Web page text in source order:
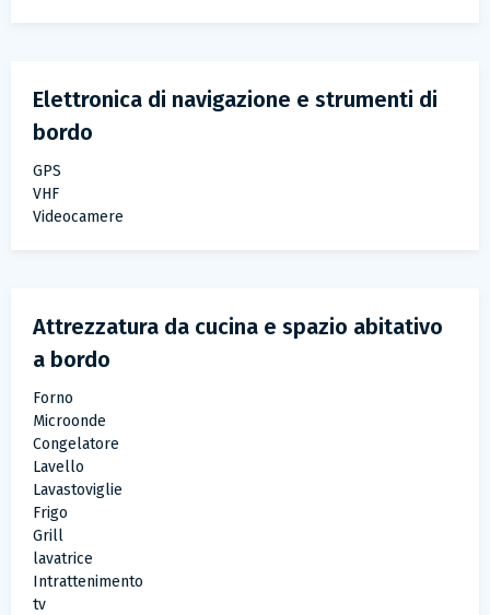
Elettronica di navigazione e strumenti di
bordo
GPS
VHF
Videocamere
Attrezzatura da cucina e spazio abitativo
a bordo
Forno
Microonde
Congelatore
Lavello
Lavastoviglie
Frigo
Grill
lavatrice
Intrattenimento
tv